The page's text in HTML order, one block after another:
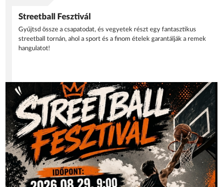
Streetball Fesztivál
Gyűjtsd össze a csapatodat, és vegyetek részt egy fantasztikus
streetball tornán, ahol a sport és a finom ételek garantálják a remek
hangulatot!